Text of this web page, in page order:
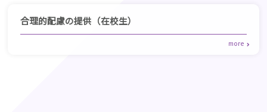
合理的配慮の提供（在校生）